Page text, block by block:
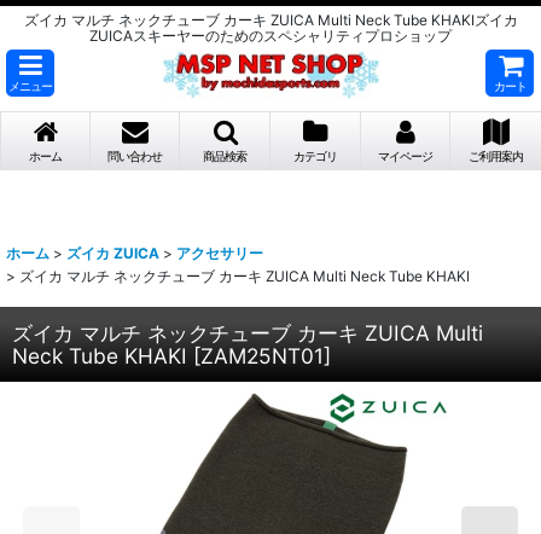
ズイカ マルチ ネックチューブ カーキ ZUICA Multi Neck Tube KHAKIズイカ
ZUICAスキーヤーのためのスペシャリティプロショップ
メニュー カート
ホーム 問い合わせ 商品検索 カテゴリ マイページ ご利用案内
ホーム > ズイカ ZUICA > アクセサリー
> ズイカ マルチ ネックチューブ カーキ ZUICA Multi Neck Tube KHAKI
ズイカ マルチ ネックチューブ カーキ ZUICA Multi
Neck Tube KHAKI [ZAM25NT01]